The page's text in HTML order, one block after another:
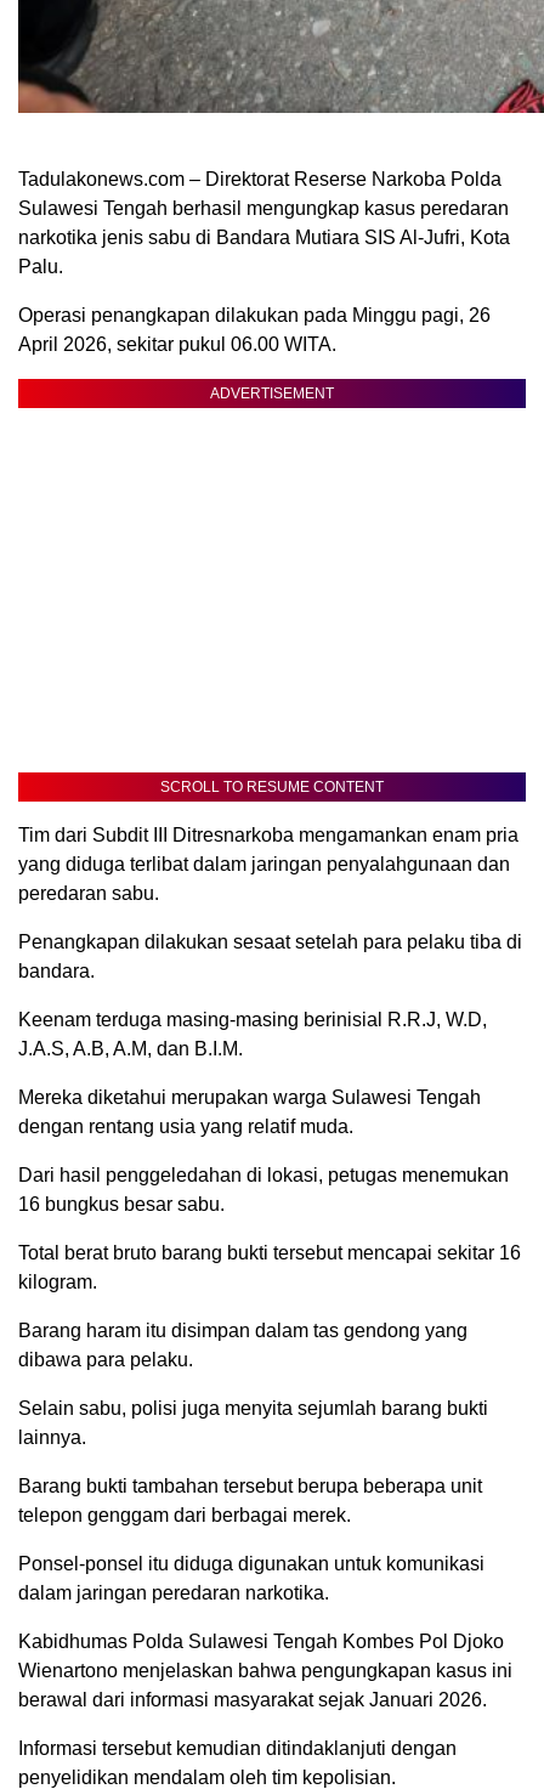
Tadulakonews.com – Direktorat Reserse Narkoba Polda
Sulawesi Tengah berhasil mengungkap kasus peredaran
narkotika jenis sabu di Bandara Mutiara SIS Al-Jufri, Kota
Palu.
Operasi penangkapan dilakukan pada Minggu pagi, 26
April 2026, sekitar pukul 06.00 WITA.
ADVERTISEMENT
SCROLL TO RESUME CONTENT
Tim dari Subdit III Ditresnarkoba mengamankan enam pria
yang diduga terlibat dalam jaringan penyalahgunaan dan
peredaran sabu.
Penangkapan dilakukan sesaat setelah para pelaku tiba di
bandara.
Keenam terduga masing-masing berinisial R.R.J, W.D,
J.A.S, A.B, A.M, dan B.I.M.
Mereka diketahui merupakan warga Sulawesi Tengah
dengan rentang usia yang relatif muda.
Dari hasil penggeledahan di lokasi, petugas menemukan
16 bungkus besar sabu.
Total berat bruto barang bukti tersebut mencapai sekitar 16
kilogram.
Barang haram itu disimpan dalam tas gendong yang
dibawa para pelaku.
Selain sabu, polisi juga menyita sejumlah barang bukti
lainnya.
Barang bukti tambahan tersebut berupa beberapa unit
telepon genggam dari berbagai merek.
Ponsel-ponsel itu diduga digunakan untuk komunikasi
dalam jaringan peredaran narkotika.
Kabidhumas Polda Sulawesi Tengah Kombes Pol Djoko
Wienartono menjelaskan bahwa pengungkapan kasus ini
berawal dari informasi masyarakat sejak Januari 2026.
Informasi tersebut kemudian ditindaklanjuti dengan
penyelidikan mendalam oleh tim kepolisian.